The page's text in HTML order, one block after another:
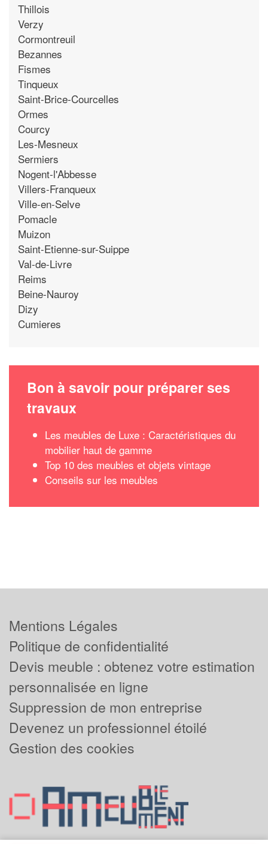
Thillois
Verzy
Cormontreuil
Bezannes
Fismes
Tinqueux
Saint-Brice-Courcelles
Ormes
Courcy
Les-Mesneux
Sermiers
Nogent-l'Abbesse
Villers-Franqueux
Ville-en-Selve
Pomacle
Muizon
Saint-Etienne-sur-Suippe
Val-de-Livre
Reims
Beine-Nauroy
Dizy
Cumieres
Bon à savoir pour préparer ses
travaux
Les meubles de Luxe : Caractéristiques du
mobilier haut de gamme
Top 10 des meubles et objets vintage
Conseils sur les meubles
Mentions Légales
Politique de confidentialité
Devis meuble : obtenez votre estimation
personnalisée en ligne
Suppression de mon entreprise
Devenez un professionnel étoilé
Gestion des cookies